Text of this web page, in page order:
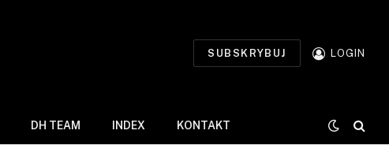
SUBSKRYBUJ LOGIN
DH TEAM INDEX KONTAKT